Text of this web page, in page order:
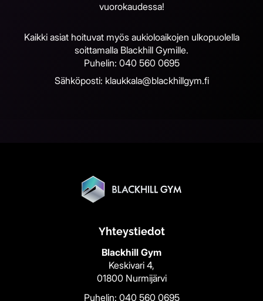
vuorokaudessa!
Kaikki asiat hoituvat myös aukioloaikojen ulkopuolella
soittamalla Blackhill Gymille.
Puhelin: 040 560 0695
Sähköposti: klaukkala@blackhillgym.fi
Yhteystiedot
Blackhill Gym
Keskivari 4,
01800 Nurmijärvi
Puhelin: 040 560 0695